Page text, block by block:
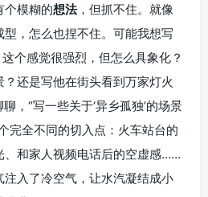
个模糊的想法，但抓不住。就像
，怎么也捏不住。可能我想写
个感觉很强烈，但怎么具象化？
还是写他在街头看到万家灯火
，“写一些关于‘异乡孤独’的场景
完全不同的切入点：火车站台的
、和家人视频电话后的空虚感……
入了冷空气，让水汽凝结成小